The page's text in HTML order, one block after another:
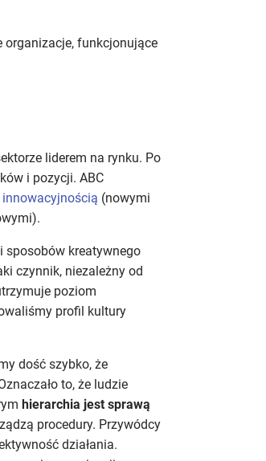
organizacje, funkcjonujące
liderem na rynku. Po
i pozycji. ABC
(nowymi
sposobów kreatywnego
czynnik, niezależny od
poziom
profil kultury
dość szybko, że
to, że ludzie
hierarchia jest sprawą
procedury. Przywódcy
działania.